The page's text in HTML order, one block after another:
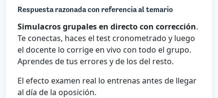
Respuesta razonada con referencia al temario
Simulacros grupales en directo con corrección.
Te conectas, haces el test cronometrado y luego
el docente lo corrige en vivo con todo el grupo.
Aprendes de tus errores y de los del resto.
El efecto examen real lo entrenas antes de llegar
al día de la oposición.